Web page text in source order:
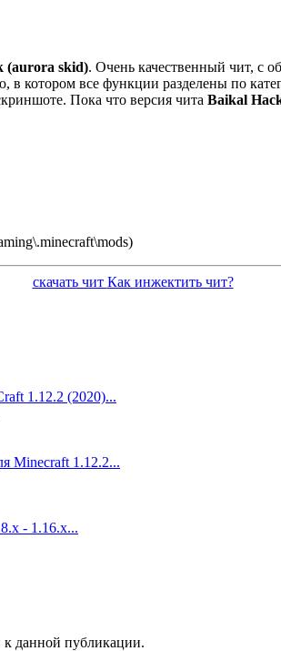
(aurora skid). Очень качественный чит, с
в котором все функции разделены по
Пока что версия чита Baikal
скачать чит Как инжектить чит?
1.12.2 (2020)...
Minecraft 1.12.2...
- 1.16.x...
к данной публикации.